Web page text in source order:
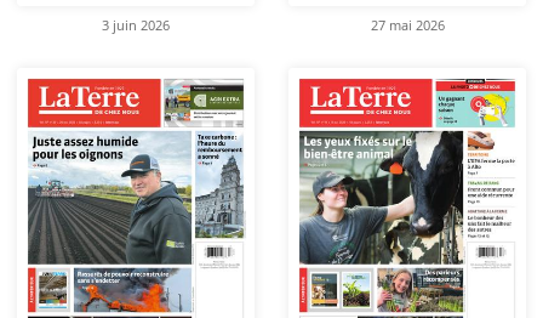
3 juin 2026 27 mai 2026